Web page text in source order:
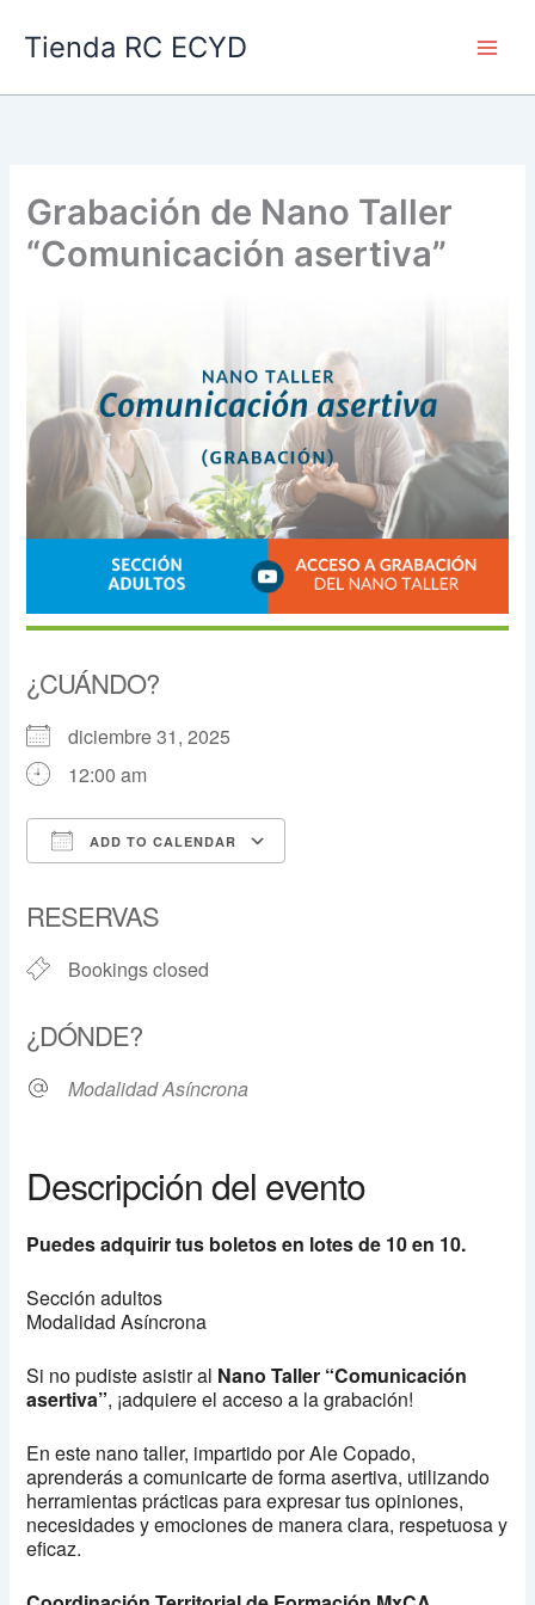
Tienda RC ECYD
Grabación de Nano Taller
“Comunicación asertiva”
diciembre 31, 2025
12:00 am
ADD TO CALENDAR
Bookings closed
Modalidad Asíncrona
Descripción del evento
Puedes adquirir tus boletos en lotes de 10 en 10.
Sección adultos
Modalidad Asíncrona
Si no pudiste asistir al Nano Taller “Comunicación
asertiva”, ¡adquiere el acceso a la grabación!
En este nano taller, impartido por Ale Copado,
aprenderás a comunicarte de forma asertiva, utilizando
herramientas prácticas para expresar tus opiniones,
necesidades y emociones de manera clara, respetuosa y
eficaz.